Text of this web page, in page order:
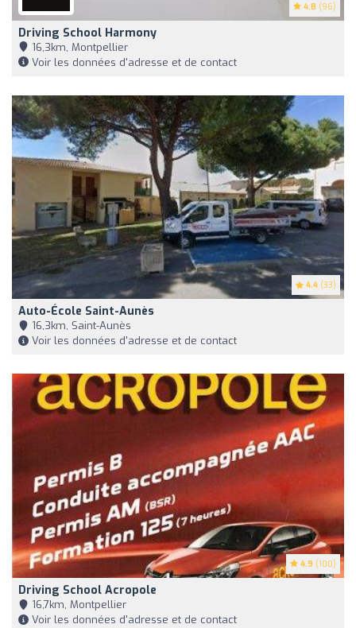
4.8 (96)
Driving School Harmony
16,3km, Montpellier
Voir les données d'adresse et de contact
4.4 (33)
Auto-École Saint-Aunès
16,3km, Saint-Aunès
Voir les données d'adresse et de contact
4.9 (100)
Driving School Acropole
16,7km, Montpellier
Voir les données d'adresse et de contact